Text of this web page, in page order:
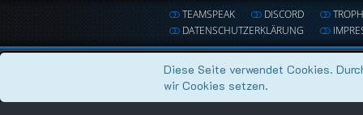
TEAMSPEAK DISCORD
DATENSCHUTZERKLÄRUNG
Diese Seite verwendet Cookies.
wir Cookies setzen.